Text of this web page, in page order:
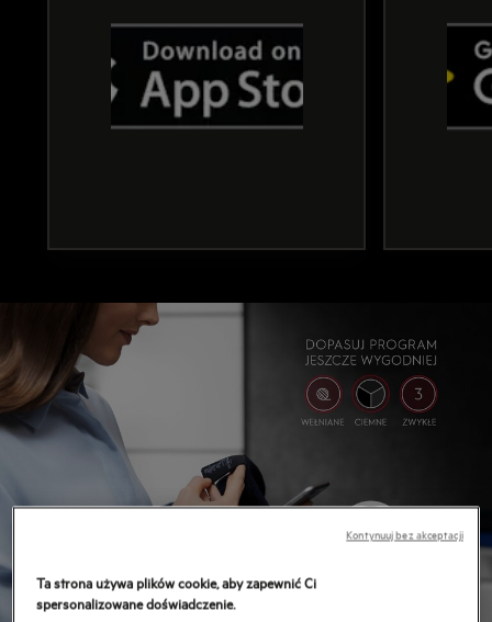
Ta strona używa plików cookie, aby zapewnić Ci
spersonalizowane doświadczenie.
Kontynuuj bez akceptacji